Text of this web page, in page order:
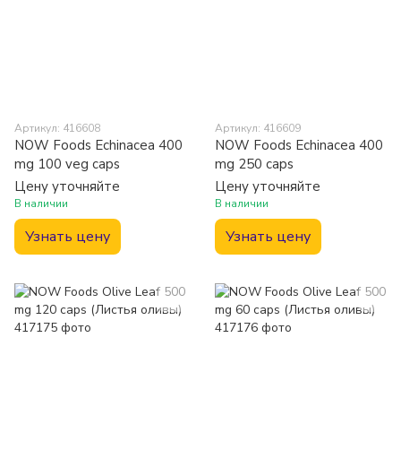
Артикул: 416608
NOW Foods Echinacea 400
mg 100 veg caps
Цену уточняйте
В наличии
Узнать цену
Артикул: 416609
NOW Foods Echinacea 400
mg 250 caps
Цену уточняйте
В наличии
Узнать цену